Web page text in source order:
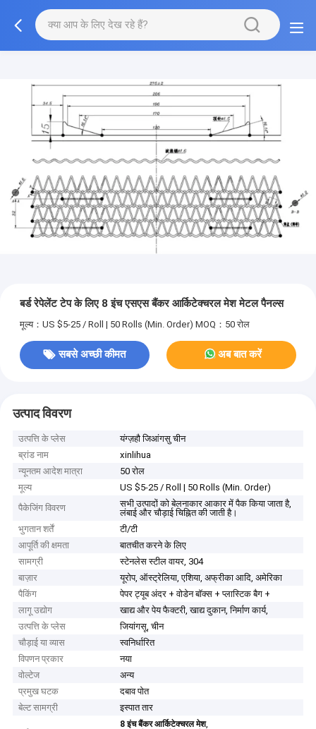
बर्ड रेपेलेंट टेप के लिए 8 इंच एसएस बैंकर आर्किटेक्चरल मेश मेटल पैनल्स
मूल्य：US $5-25 / Roll | 50 Rolls (Min. Order) MOQ：50 रोल
सबसे अच्छी कीमत अब बात करें
उत्पाद विवरण
उत्पत्ति के प्लेस
यंग्ज़हौ जिआंगसु चीन
ब्रांड नाम
xinlihua
न्यूनतम आदेश मात्रा
50 रोल
मूल्य
US $5-25 / Roll | 50 Rolls (Min. Order)
पैकेजिंग विवरण
सभी उत्पादों को बेलनाकार आकार में पैक किया जाता है,
लंबाई और चौड़ाई चिह्नित की जाती है।
भुगतान शर्तें
टी/टी
आपूर्ति की क्षमता
बातचीत करने के लिए
सामग्री
स्टेनलेस स्टील वायर, 304
बाज़ार
यूरोप, ऑस्ट्रेलिया, एशिया, अफ्रीका आदि, अमेरिका
पैकिंग
पेपर ट्यूब अंदर + वोडेन बॉक्स + प्लास्टिक बैग +
लागू उद्योग
खाद्य और पेय फैक्टरी, खाद्य दुकान, निर्माण कार्य,
उत्पत्ति के प्लेस
जियांगसू, चीन
चौड़ाई या व्यास
स्वनिर्धारित
विपणन प्रकार
नया
वोल्टेज
अन्य
प्रमुख घटक
दबाव पोत
बेल्ट सामग्री
इस्पात तार
8 इंच बैंकर आर्किटेक्चरल मेश,